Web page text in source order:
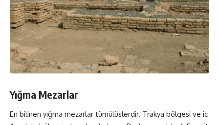
Yığma Mezarlar
En bilinen yığma mezarlar tümülüslerdir. Trakya bölgesi ve iç